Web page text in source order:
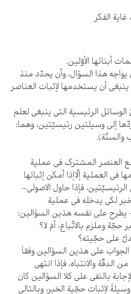
الفكر
أبنائها الأوّلين.
يواجه هذا السؤال، وأن يحدّد منذ
ينبغي أن يستخدمها لإثبات العناصر
الرئيسية التي ينبغي لعلم
إلى وسيلتين رئيسيّتين، وهما:
العنصر المشترك في عملية
في العملية إلّاإذا أمكن إثباتها
فإذا حاول الاصولي-
لكي يدخله في عملية
يطرح على نفسه هذين السؤالين:
وملزم بالاتّباع، أمْ لا؟
على حجّيته؟
على هذين السؤالين وفقاً
والانتباه، فإذا انتهى
بالنفي على كلا السؤالين كان
لإثبات حجّية الخبر، وبالتالي